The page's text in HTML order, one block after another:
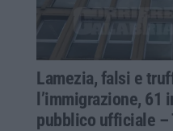
Lamezia, falsi e
l’immigrazione, 61
pubblico ufficiale –